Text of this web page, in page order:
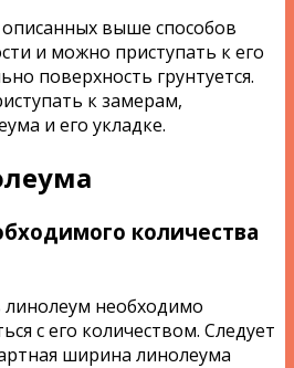
выше способов
и можно приступать к его
поверхность грунтуется.
к замерам,
и его укладке.
количества
необходимо
с его количеством. Следует
ширина линолеума